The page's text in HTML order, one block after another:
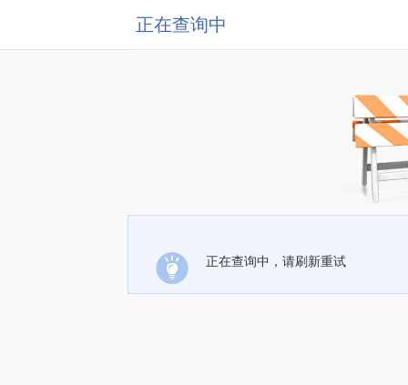
正在查询中
正在查询中，请刷新重试